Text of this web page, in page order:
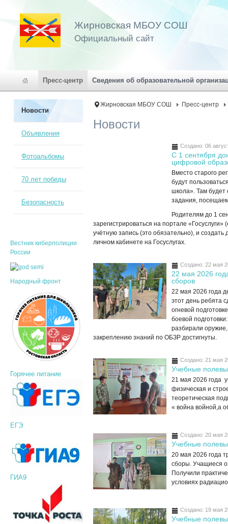
Жирновская МБОУ СОШ
Официальный сайт
Пресс-центр Сведения об образовательной
Жирновская МБОУ СОШ Пресс-центр
Новости
Создано: 06
С 1 сентября
цифровой
Вместо старого
будут
школа». Там будет
задания,
Родителям до 1
зарегистрироваться на портале
учётную запись (это обязательно), и
личном кабинете на Госуслугах.
Создано: 22 мая
22 мая 2026
сборов
22 мая 2026 года
этот день ребята
огневой
боевой
разбирали
закреплению знаний по ОБЗР достигнуты.
Создано: 21 мая
Учебные
21 мая 2026 года
физическая и
теоретическая
« война войной,а
Создано: 20 мая
Учебные
20 мая 2026 года
сборы. Учащиеся
Получили
условиях
Создано: 19 мая
Учебные
Новости
Объявления
Фотоальбомы
70 лет победы
Безопасность
Вестник киберполиции
России
Народный фронт
Горячее питание
ЕГЭ
ГИА9